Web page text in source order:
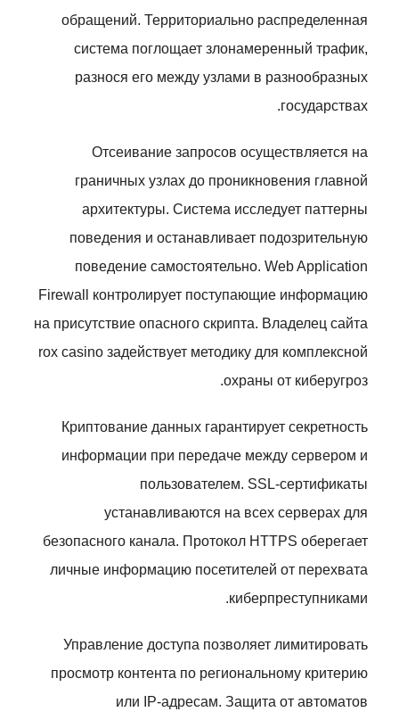
обращений. Территориально распределенная
система поглощает злонамеренный трафик,
разнося его между узлами в разнообразных
государствах.
Отсеивание запросов осуществляется на
граничных узлах до проникновения главной
архитектуры. Система исследует паттерны
поведения и останавливает подозрительную
поведение самостоятельно. Web Application
Firewall контролирует поступающие информацию
на присутствие опасного скрипта. Владелец сайта
rox casino задействует методику для комплексной
охраны от киберугроз.
Криптование данных гарантирует секретность
информации при передаче между сервером и
пользователем. SSL-сертификаты
устанавливаются на всех серверах для
безопасного канала. Протокол HTTPS оберегает
личные информацию посетителей от перехвата
киберпреступниками.
Управление доступа позволяет лимитировать
просмотр контента по региональному критерию
или IP-адресам. Защита от автоматов